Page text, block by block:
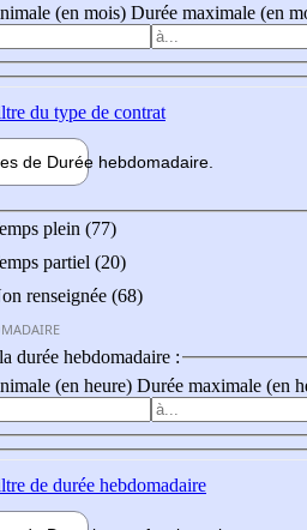
(en mois) Durée maximale (en
du type de contrat
de Durée hebdomadaire
plein (77)
partiel (20)
renseignée (68)
durée hebdomadaire :
(en heure) Durée maximale (en
de durée hebdomadaire